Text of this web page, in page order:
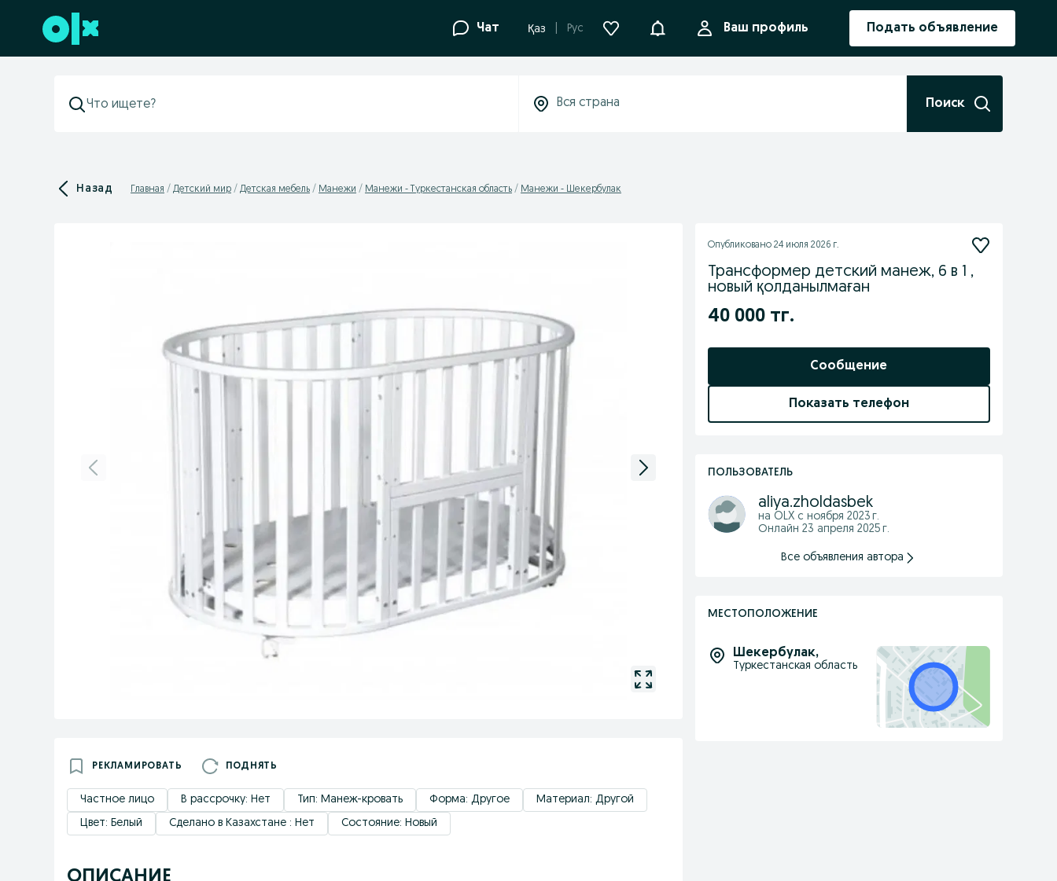
Перейти к нижнему колонтитулу Чат Қаз Рус УведомленияВаш профиль Подать объявление
Поиск
Назад Главная Детский мир Детская мебель Манежи Манежи - Туркестанская область Манежи - Шекербулак
РЕКЛАМИРОВАТЬ ПОДНЯТЬ
Частное лицо В рассрочку: Нет Тип: Манеж-кровать Форма: Другое
Материал: Другой
Цвет: Белый
Сделано в Казахстане : Нет Состояние: Новый
ОПИСАНИЕ
Опубликовано 24 июля 2026 г.
Трансформер детский манеж, 6 в 1 ,
новый қолданылмаған
40 000 тг.
Сообщение
Показать телефон
ПОЛЬЗОВАТЕЛЬ
aliya.zholdasbek
на OLX с ноября 2023 г.
Онлайн 23 апреля 2025 г.
Все объявления автора
МЕСТОПОЛОЖЕНИЕ
Шекербулак,
Туркестанская область